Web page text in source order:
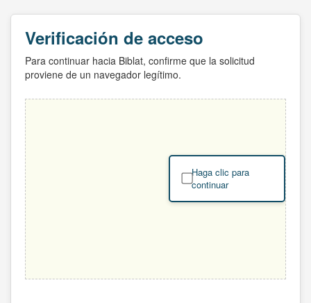
Verificación de acceso
Para continuar hacia Biblat, confirme que la solicitud
proviene de un navegador legítimo.
Haga clic para
continuar